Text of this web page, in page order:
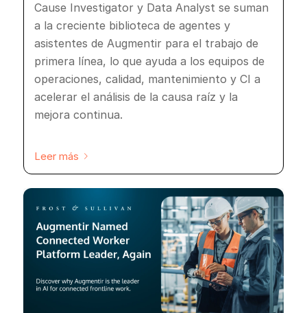
Cause Investigator y Data Analyst se suman
a la creciente biblioteca de agentes y
asistentes de Augmentir para el trabajo de
primera línea, lo que ayuda a los equipos de
operaciones, calidad, mantenimiento y CI a
acelerar el análisis de la causa raíz y la
mejora continua.
Leer más